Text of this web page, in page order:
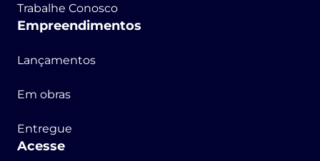
Trabalhe Conosco
Empreendimentos
Lançamentos
Em obras
Entregue
Acesse